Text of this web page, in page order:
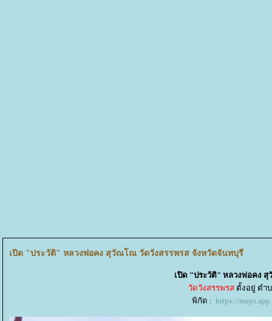
เปิด "ประวัติ" หลวงพ่อคง สุวัณโณ วัดวังสรรพรส จังหวัดจันทบุรี
เปิด "ประวัติ" หลวงพ่อคง
วัดวังสรรพรส ตั้งอยู่ ตำ
พิกัด : https://